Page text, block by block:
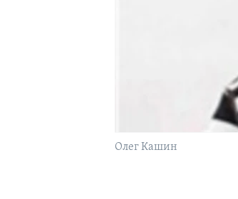
Олег Кашин